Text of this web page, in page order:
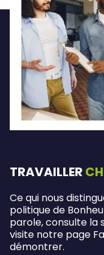
TRAVAILLER
Ce qui nous
politique de
parole, consulte la
visite notre page
démontrer.